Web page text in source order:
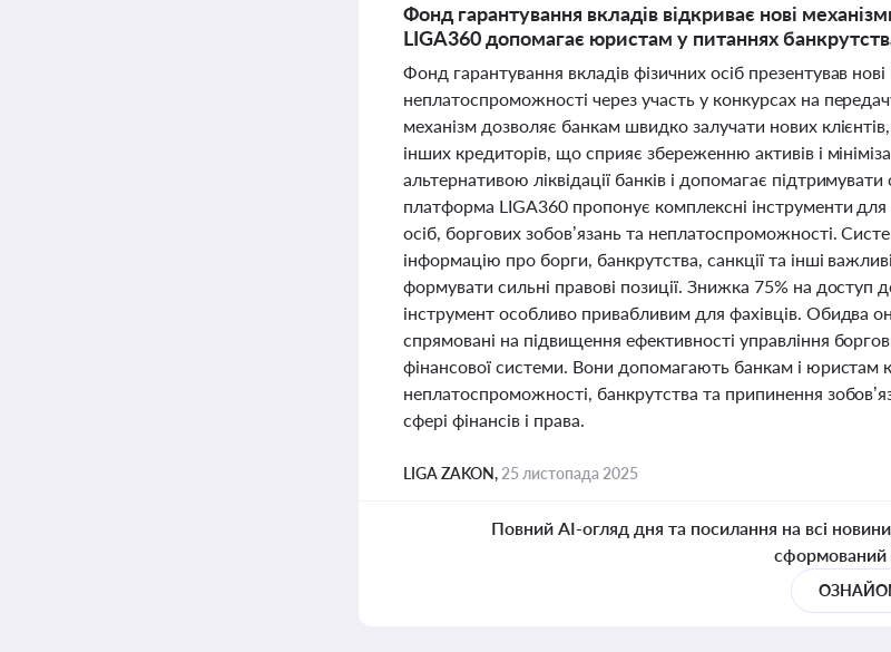
Фонд гарантування вкладів відкриває нові
LIGA360 допомагає юристам у питаннях
Фонд гарантування вкладів фізичних осіб презентував
неплатоспроможності через участь у конкурсах на
механізм дозволяє банкам швидко залучати нових
інших кредиторів, що сприяє збереженню активів і
альтернативою ліквідації банків і допомагає
платформа LIGA360 пропонує комплексні інструменти
осіб, боргових зобов’язань та неплатоспроможності.
інформацію про борги, банкрутства, санкції та інші
формувати сильні правові позиції. Знижка 75% на
інструмент особливо привабливим для фахівців. Обидва
спрямовані на підвищення ефективності управління
фінансової системи. Вони допомагають банкам і юристам
неплатоспроможності, банкрутства та припинення
сфері фінансів і права.
LIGA ZAKON, 25 листопада 2025
Повний AI-огляд дня та посилання на всі
сформований